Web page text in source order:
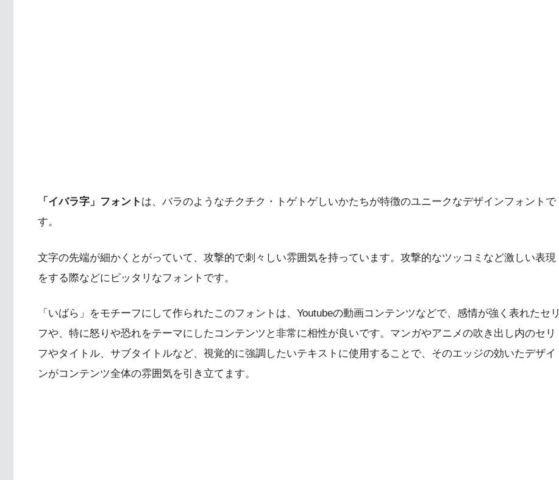
「イバラ字」フォント は、バラのようなチクチク・トゲトゲしいかたちが特徴のユニークなデザインフォントで
す。
文字の先端が細かくとがっていて、攻撃的で刺々しい雰囲気を持っています。攻撃的なツッコミなど激しい表現
をする際などにピッタリなフォントです。
「いばら」をモチーフにして作られたこのフォントは、Youtubeの動画コンテンツなどで、感情が強く表れたセリ
フや、特に怒りや恐れをテーマにしたコンテンツと非常に相性が良いです。マンガやアニメの吹き出し内のセリ
フやタイトル、サブタイトルなど、視覚的に強調したいテキストに使用することで、そのエッジの効いたデザイ
ンがコンテンツ全体の雰囲気を引き立てます。